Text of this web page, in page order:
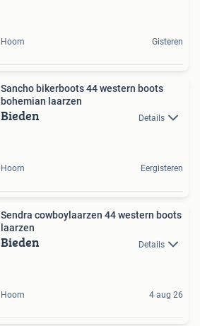
Hoorn Gisteren
Sancho bikerboots 44 western boots
bohemian laarzen
Bieden Details
Hoorn Eergisteren
Sendra cowboylaarzen 44 western boots
laarzen
Bieden Details
Hoorn 4 aug 26